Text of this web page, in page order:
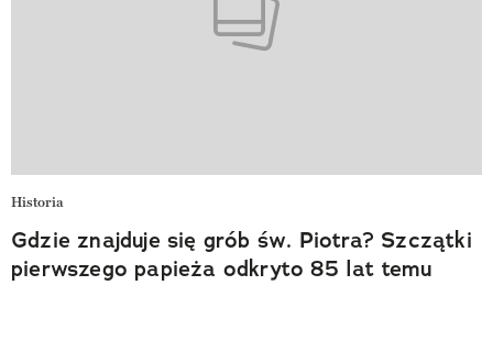
Historia
Gdzie znajduje się grób św. Piotra? Szczątki
pierwszego papieża odkryto 85 lat temu